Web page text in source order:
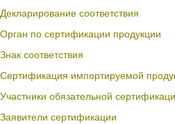
Декларирование соответствия
Орган по сертификации продукции
Знак соответствия
Сертификация импортируемой
Участники обязательной
Заявители сертификации